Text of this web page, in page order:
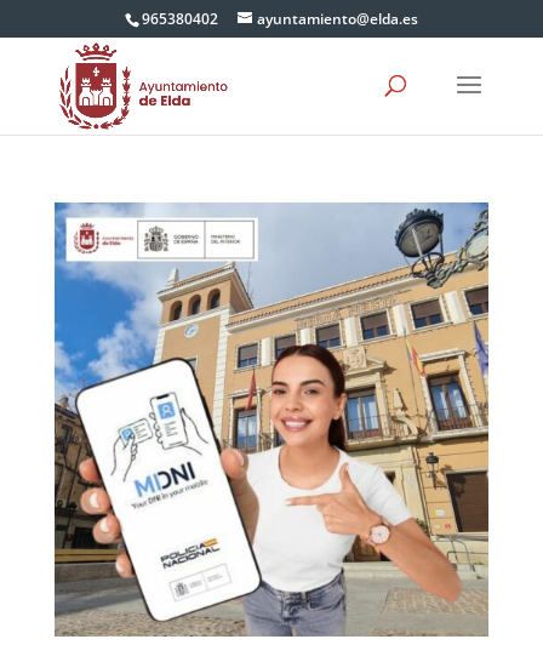
965380402 ayuntamiento@elda.es